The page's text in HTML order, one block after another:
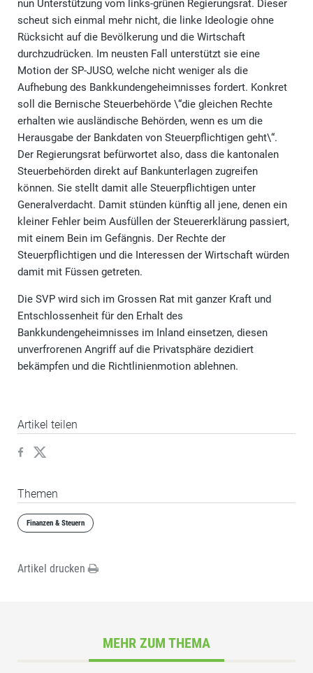
nun Unterstützung vom links-grünen Regierungsrat. Dieser
scheut sich einmal mehr nicht, die linke Ideologie ohne
Rücksicht auf die Bevölkerung und die Wirtschaft
durchzudrücken. Im neusten Fall unterstützt sie eine
Motion der SP-JUSO, welche nicht weniger als die
Aufhebung des Bankkundengeheimnisses fordert. Konkret
soll die Bernische Steuerbehörde \“die gleichen Rechte
erhalten wie ausländische Behörden, wenn es um die
Herausgabe der Bankdaten von Steuerpflichtigen geht\“.
Der Regierungsrat befürwortet also, dass die kantonalen
Steuerbehörden direkt auf Bankunterlagen zugreifen
können. Sie stellt damit alle Steuerpflichtigen unter
Generalverdacht. Damit stünden künftig all jene, denen ein
kleiner Fehler beim Ausfüllen der Steuererklärung passiert,
mit einem Bein im Gefängnis. Der Rechte der
Steuerpflichtigen und die Interessen der Wirtschaft würden
damit mit Füssen getreten.
Die SVP wird sich im Grossen Rat mit ganzer Kraft und
Entschlossenheit für den Erhalt des
Bankkundengeheimnisses im Inland einsetzen, diesen
unverfrorenen Angriff auf die Privatsphäre dezidiert
bekämpfen und die Richtlinienmotion ablehnen.
Artikel teilen
Themen
Finanzen & Steuern
Artikel drucken
MEHR ZUM THEMA